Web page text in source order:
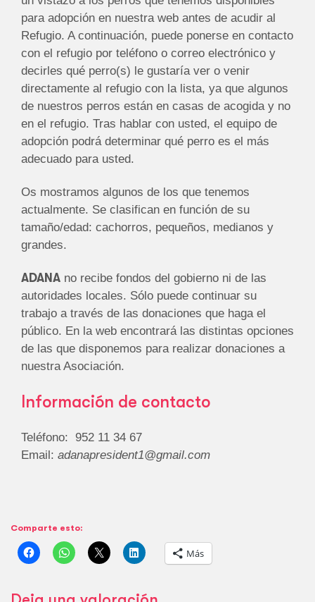
para adopción en nuestra web antes de acudir al
Refugio. A continuación, puede ponerse en contacto
con el refugio por teléfono o correo electrónico y
decirles qué perro(s) le gustaría ver o venir
directamente al refugio con la lista, ya que algunos
de nuestros perros están en casas de acogida y no
en el refugio. Tras hablar con usted, el equipo de
adopción podrá determinar qué perro es el más
adecuado para usted.
Os mostramos algunos de los que tenemos
actualmente. Se clasifican en función de su
tamaño/edad: cachorros, pequeños, medianos y
grandes.
ADANA no recibe fondos del gobierno ni de las
autoridades locales. Sólo puede continuar su
trabajo a través de las donaciones que haga el
público. En la web encontrará las distintas opciones
de las que disponemos para realizar donaciones a
nuestra Asociación.
Información de contacto
Teléfono: 952 11 34 67
Email: adanapresident1@gmail.com
Comparte esto:
Más